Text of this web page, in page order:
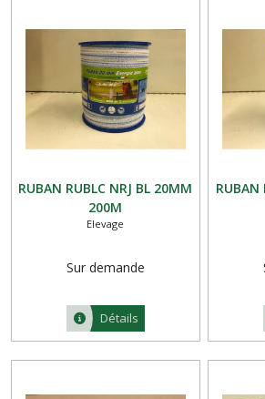
RUBAN RUBLC NRJ BL 20MM
200M
Elevage
Sur demande
Détails
RUBAN